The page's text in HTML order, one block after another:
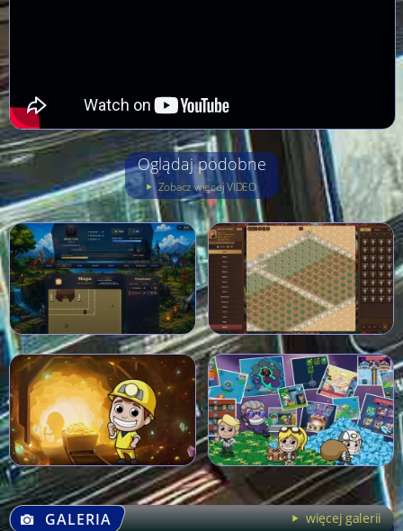
Oglądaj podobne
Zobacz więcej VIDEO
GALERIA więcej galerii